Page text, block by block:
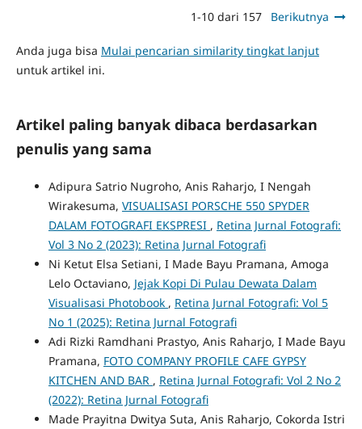
1-10 dari 157 Berikutnya
Anda juga bisa Mulai pencarian similarity tingkat lanjut
untuk artikel ini.
Artikel paling banyak dibaca berdasarkan
penulis yang sama
Adipura Satrio Nugroho, Anis Raharjo, I Nengah
Wirakesuma, VISUALISASI PORSCHE 550 SPYDER
DALAM FOTOGRAFI EKSPRESI , Retina Jurnal Fotografi:
Vol 3 No 2 (2023): Retina Jurnal Fotografi
Ni Ketut Elsa Setiani, I Made Bayu Pramana, Amoga
Lelo Octaviano, Jejak Kopi Di Pulau Dewata Dalam
Visualisasi Photobook , Retina Jurnal Fotografi: Vol 5
No 1 (2025): Retina Jurnal Fotografi
Adi Rizki Ramdhani Prastyo, Anis Raharjo, I Made Bayu
Pramana, FOTO COMPANY PROFILE CAFE GYPSY
KITCHEN AND BAR , Retina Jurnal Fotografi: Vol 2 No 2
(2022): Retina Jurnal Fotografi
Made Prayitna Dwitya Suta, Anis Raharjo, Cokorda Istri